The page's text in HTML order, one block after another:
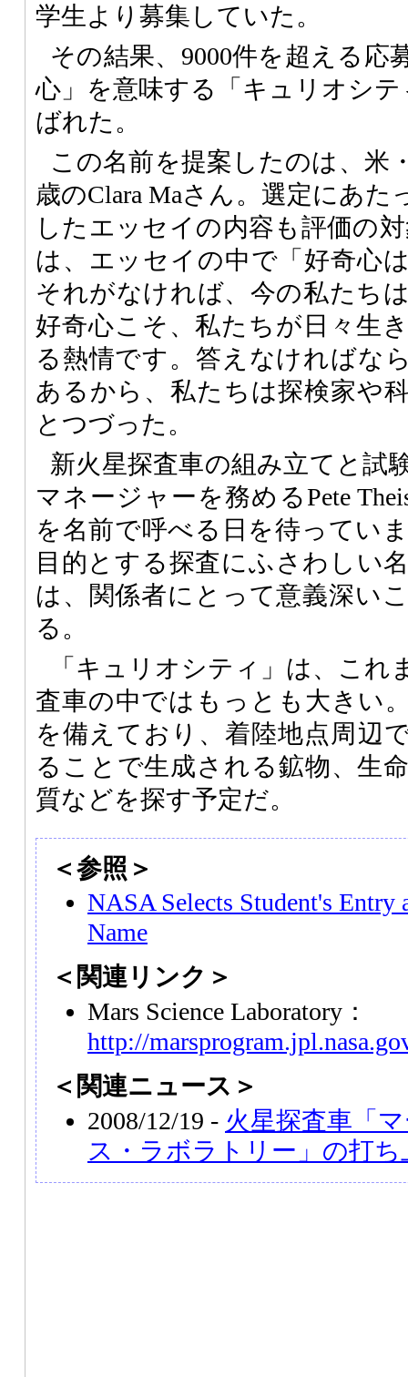
学生より募集していた。
その結果、9000件を超える応
心」を意味する「キュリオシテ
ばれた。
この名前を提案したのは、米
歳のClara Maさん。選定にあた
したエッセイの内容も評価の
は、エッセイの中で「好奇心
それがなければ、今の私たち
好奇心こそ、私たちが日々生
る熱情です。答えなければな
あるから、私たちは探検家や
とつづった。
新火星探査車の組み立てと試
マネージャーを務めるPete
を名前で呼べる日を待ってい
目的とする探査にふさわしい
は、関係者にとって意義深い
る。
「キュリオシティ」は、これ
査車の中ではもっとも大きい
を備えており、着陸地点周辺
ることで生成される鉱物、生
質などを探す予定だ。
＜参照＞
NASA Selects Student's Entry
Name
＜関連リンク＞
Mars Science Laboratory：
http://
＜関連ニュース＞
2008/12/19 - 火星探査車「
ス・ラボラトリー」の打ち